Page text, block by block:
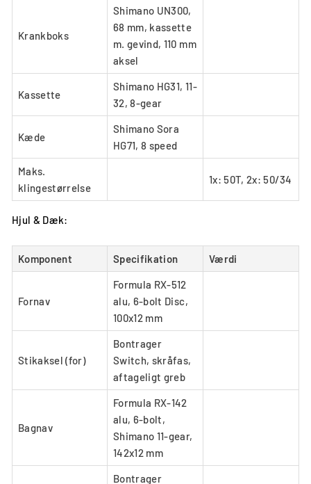
Krankboks
Shimano UN300,
68 mm, kassette
m. gevind, 110 mm
aksel
Kassette
Shimano HG31, 11-
32, 8-gear
Kæde
Shimano Sora
HG71, 8 speed
Maks.
klingestørrelse
1x: 50T, 2x: 50/34
Hjul & Dæk:
Komponent Specifikation Værdi
Fornav
Formula RX-512
alu, 6-bolt Disc,
100x12 mm
Stikaksel (for)
Bontrager
Switch, skråfas,
aftageligt greb
Bagnav
Formula RX-142
alu, 6-bolt,
Shimano 11-gear,
142x12 mm
Bontrager